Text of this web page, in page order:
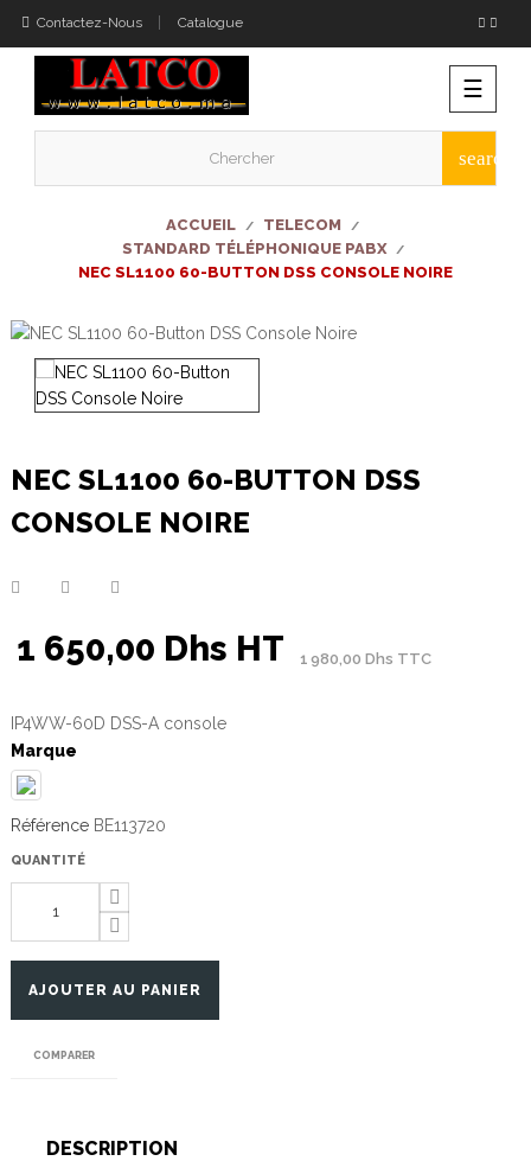
Contactez-Nous Catalogue
la
☰
search
ACCUEIL
TELECOM
STANDARD TÉLÉPHONIQUE PABX
NEC SL1100 60-BUTTON DSS CONSOLE NOIRE
NEC SL1100 60-BUTTON DSS
CONSOLE NOIRE
1 650,00 Dhs HT 1 980,00 Dhs TTC
IP4WW-60D DSS-A console
Marque
Référence BE113720
QUANTITÉ
AJOUTER AU PANIER
COMPARER
DESCRIPTION